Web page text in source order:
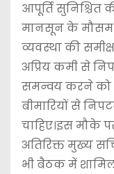
आपूर्ति सुनिश्चित
मानसून के मौसम
व्यवस्था की
अप्रिय कमी से
समन्वय करने को
बीमारियों से
चाहिए।इस मौके
अतिरिक्त मुख्य
भी बैठक में